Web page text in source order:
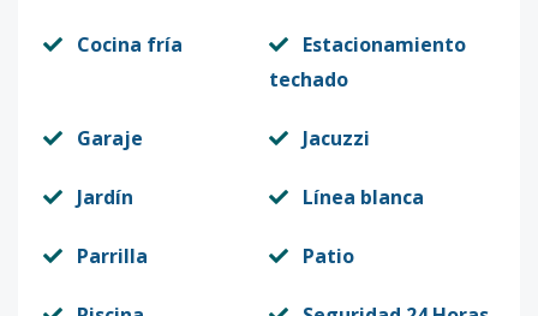
Cocina fría
Estacionamiento
techado
Garaje Jacuzzi
Jardín Línea blanca
Parrilla Patio